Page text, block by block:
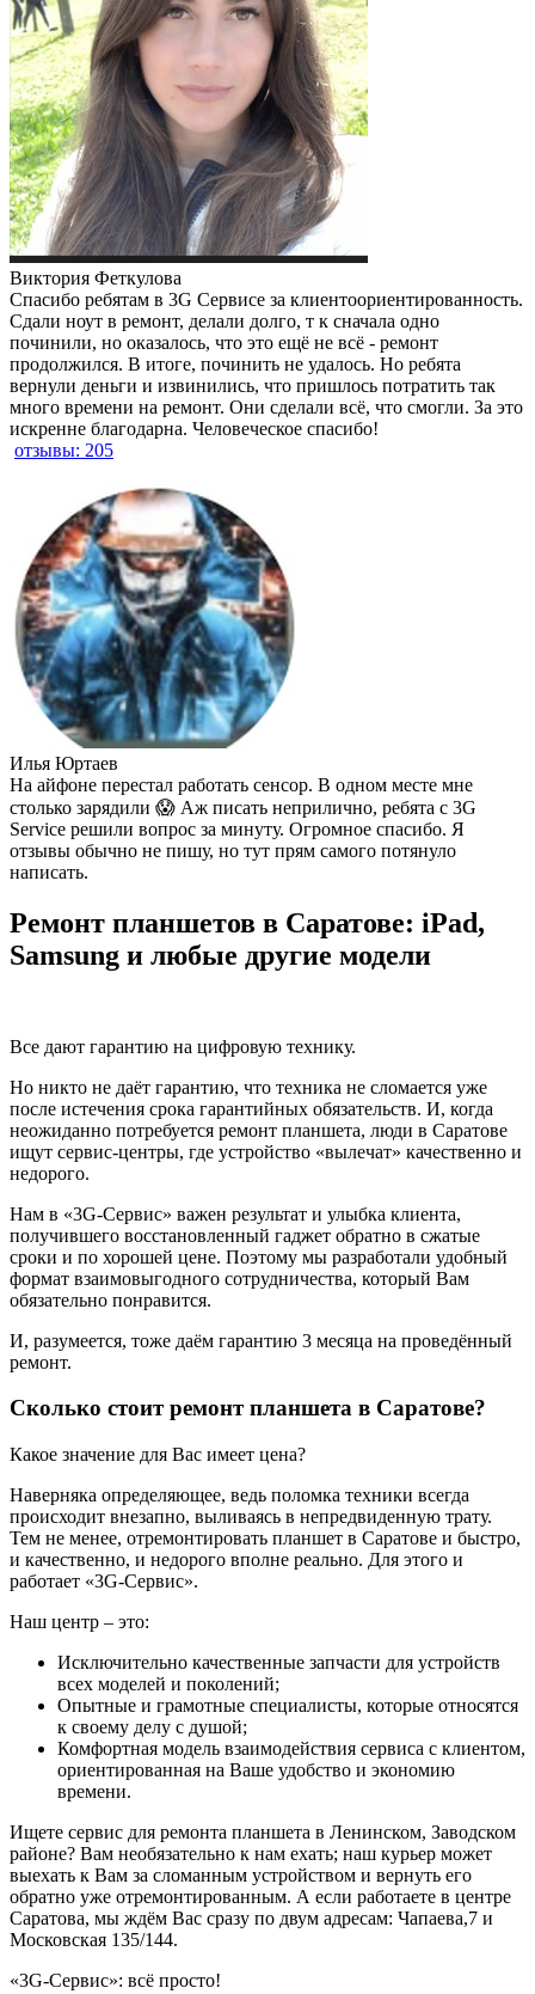
Виктория Феткулова
Спасибо ребятам в 3G Сервисе за клиентоориентированность.
Сдали ноут в ремонт, делали долго, т к сначала одно
починили, но оказалось, что это ещё не всё - ремонт
продолжился. В итоге, починить не удалось. Но ребята
вернули деньги и извинились, что пришлось потратить так
много времени на ремонт. Они сделали всё, что смогли. За это
искренне благодарна. Человеческое спасибо!
отзывы: 205
Илья Юртаев
На айфоне перестал работать сенсор. В одном месте мне
столько зарядили 😱 Аж писать неприлично, ребята с 3G
Service решили вопрос за минуту. Огромное спасибо. Я
отзывы обычно не пишу, но тут прям самого потянуло
написать.
Ремонт планшетов в Саратове: iPad,
Samsung и любые другие модели
Все дают гарантию на цифровую технику.
Но никто не даёт гарантию, что техника не сломается уже
после истечения срока гарантийных обязательств. И, когда
неожиданно потребуется ремонт планшета, люди в Саратове
ищут сервис-центры, где устройство «вылечат» качественно и
недорого.
Нам в «3G-Сервис» важен результат и улыбка клиента,
получившего восстановленный гаджет обратно в сжатые
сроки и по хорошей цене. Поэтому мы разработали удобный
формат взаимовыгодного сотрудничества, который Вам
обязательно понравится.
И, разумеется, тоже даём гарантию 3 месяца на проведённый
ремонт.
Сколько стоит ремонт планшета в Саратове?
Какое значение для Вас имеет цена?
Наверняка определяющее, ведь поломка техники всегда
происходит внезапно, выливаясь в непредвиденную трату.
Тем не менее, отремонтировать планшет в Саратове и быстро,
и качественно, и недорого вполне реально. Для этого и
работает «3G-Сервис».
Наш центр – это:
Исключительно качественные запчасти для устройств
всех моделей и поколений;
Опытные и грамотные специалисты, которые относятся
к своему делу с душой;
Комфортная модель взаимодействия сервиса с клиентом,
ориентированная на Ваше удобство и экономию
времени.
Ищете сервис для ремонта планшета в Ленинском, Заводском
районе? Вам необязательно к нам ехать; наш курьер может
выехать к Вам за сломанным устройством и вернуть его
обратно уже отремонтированным. А если работаете в центре
Саратова, мы ждём Вас сразу по двум адресам: Чапаева,7 и
Московская 135/144.
«3G-Сервис»: всё просто!